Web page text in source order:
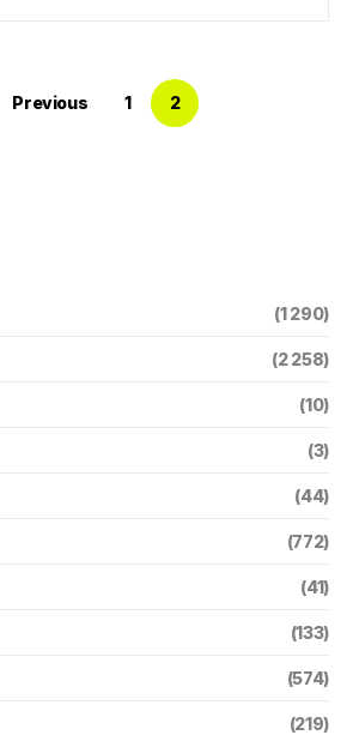
Previous 1 2
(1 290)
(2 258)
(10)
(3)
(44)
(772)
(41)
(133)
(574)
(219)